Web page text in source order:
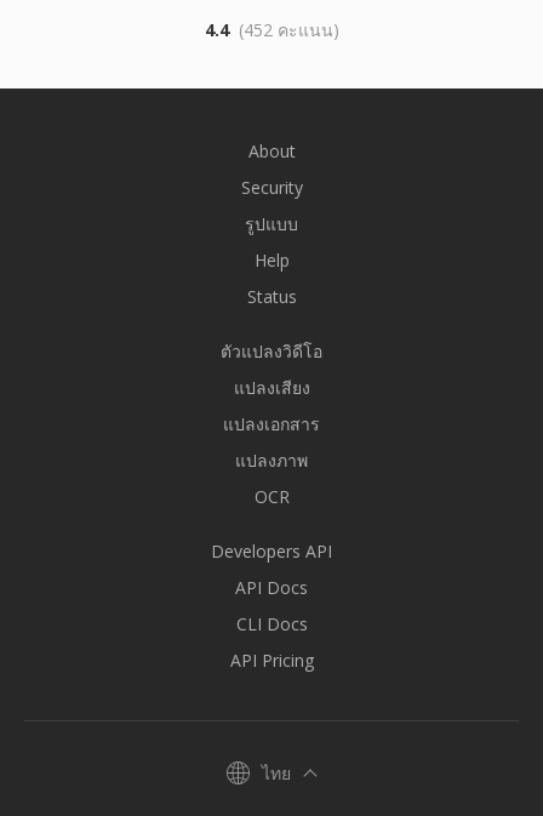
4.4 (452 คะแนน)
About
Security
รูปแบบ
Help
Status
ตัวแปลงวิดีโอ
แปลงเสียง
แปลงเอกสาร
แปลงภาพ
OCR
Developers API
API Docs
CLI Docs
API Pricing
ไทย